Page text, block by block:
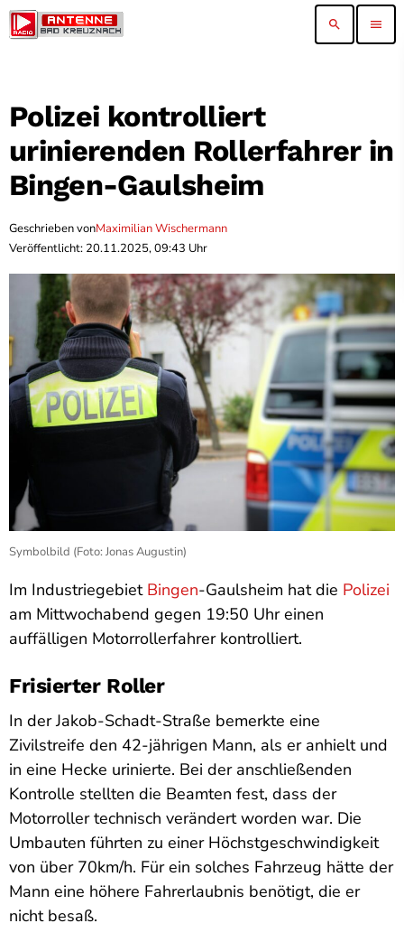
search menu
Polizei kontrolliert
urinierenden Rollerfahrer in
Bingen-Gaulsheim
Geschrieben vonMaximilian Wischermann
Veröffentlicht: 20.11.2025, 09:43 Uhr
Symbolbild (Foto: Jonas Augustin)
Im Industriegebiet Bingen-Gaulsheim hat die Polizei
am Mittwochabend gegen 19:50 Uhr einen
auffälligen Motorrollerfahrer kontrolliert.
Frisierter Roller
In der Jakob-Schadt-Straße bemerkte eine
Zivilstreife den 42-jährigen Mann, als er anhielt und
in eine Hecke urinierte. Bei der anschließenden
Kontrolle stellten die Beamten fest, dass der
Motorroller technisch verändert worden war. Die
Umbauten führten zu einer Höchstgeschwindigkeit
von über 70km/h. Für ein solches Fahrzeug hätte der
Mann eine höhere Fahrerlaubnis benötigt, die er
nicht besaß.